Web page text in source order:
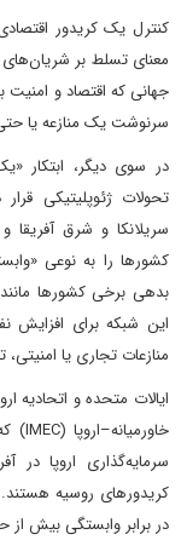
کنترل یک کریدور
معنای تسلط بر
جهانی که اقتصاد و
سرنوشت یک منازعه یا
تحولات ژئوپلیتیکی
سریلانکا و شرق
کشورها را به نوعی
بدهی برخی کشورها
این شبکه برای افزایش
منازعات تجاری یا
ایالات متحده و اتحادیه
کریدورهای روسیه
در برابر وابستگی بیش از